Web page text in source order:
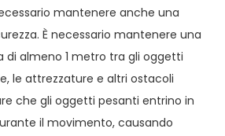
mantenere anche una
È necessario mantenere una
di almeno 1 metro tra gli oggetti
le attrezzature e altri ostacoli
che gli oggetti pesanti entrino in
il movimento, causando